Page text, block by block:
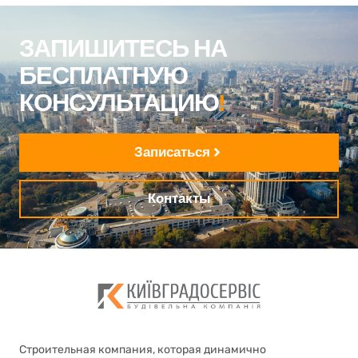
ЗАПИШИТЕСЬ НА
БЕСПЛАТНУЮ
КОНСУЛЬТАЦИЮ!
Записаться
Контакты
Строительная компания, которая динамично